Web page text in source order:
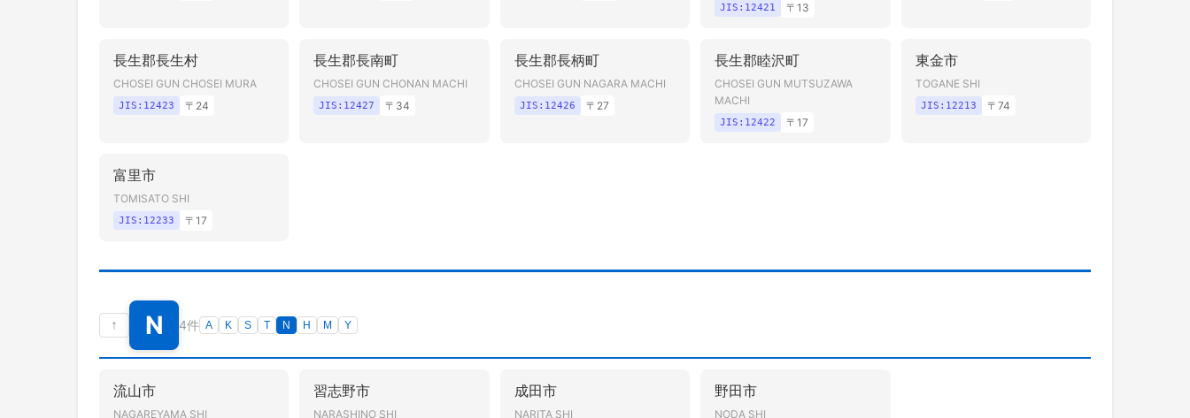
JIS: 12421 〒13
長生郡長生村
CHOSEI GUN CHOSEI MURA
JIS: 12423 〒 24
長生郡長南町
CHOSEI GUN CHONAN MACHI
JIS: 12427 〒 34
長生郡長柄町
CHOSEI GUN NAGARA MACHI
JIS: 12426 〒 27
長生郡睦沢町
CHOSEI GUN MUTSUZAWA
MACHI
JIS: 12422 〒17
東金市
TOGANE SHI
JIS: 12213 〒 74
富里市
TOMISATO SHI
JIS: 12233 〒 17
↑ N 4件 A K S T N H M Y
流山市
NAGAREYAMA SHI
習志野市
NARASHINO SHI
成田市
NARITA SHI
野田市
NODA SHI